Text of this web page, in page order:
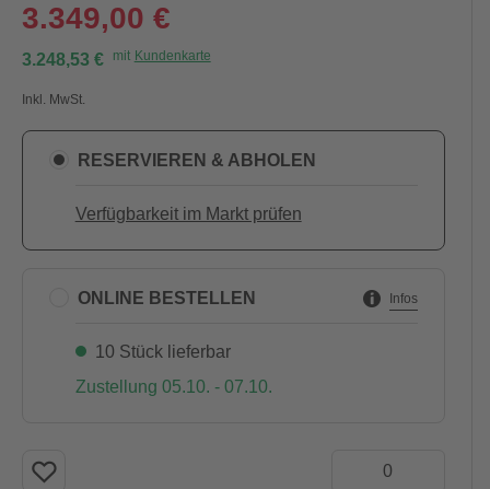
3.349,00 €
3.248,53 € mit Kundenkarte
Inkl. MwSt.
RESERVIEREN & ABHOLEN
Verfügbarkeit im Markt prüfen
ONLINE BESTELLEN Infos
10 Stück lieferbar
Zustellung 05.10. - 07.10.